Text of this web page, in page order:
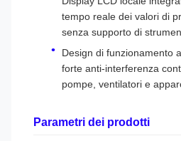
tempo reale dei valori di
senza supporto di
Design di funzionamento
forte anti-interferenza
pompe, ventilatori e
Parametri dei prodotti